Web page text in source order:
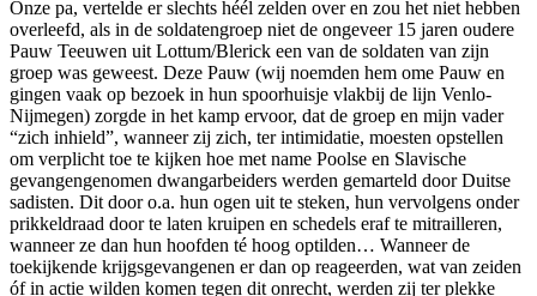
Onze pa, vertelde er slechts héél zelden over en zou het niet hebben
overleefd, als in de soldatengroep niet de ongeveer 15 jaren oudere
Pauw Teeuwen uit Lottum/Blerick een van de soldaten van zijn
groep was geweest. Deze Pauw (wij noemden hem ome Pauw en
gingen vaak op bezoek in hun spoorhuisje vlakbij de lijn Venlo-
Nijmegen) zorgde in het kamp ervoor, dat de groep en mijn vader
“zich inhield”, wanneer zij zich, ter intimidatie, moesten opstellen
om verplicht toe te kijken hoe met name Poolse en Slavische
gevangengenomen dwangarbeiders werden gemarteld door Duitse
sadisten. Dit door o.a. hun ogen uit te steken, hun vervolgens onder
prikkeldraad door te laten kruipen en schedels eraf te mitrailleren,
wanneer ze dan hun hoofden té hoog optilden… Wanneer de
toekijkende krijgsgevangenen er dan op reageerden, wat van zeiden
óf in actie wilden komen tegen dit onrecht, werden zij ter plekke